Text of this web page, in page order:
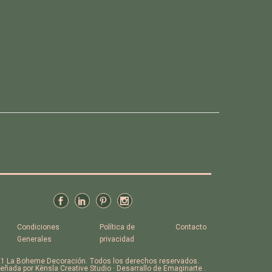
Condiciones
Generales
Política de
privacidad
Contacto
La Boheme Decoración. Todos los derechos reservados.
por Kënsla Creative Studio · Desarrallo de Emaginarte .